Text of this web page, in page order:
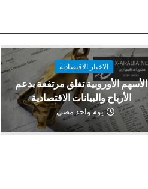
الاخبار الاقتصادية
الأسهم الأوروبية تغلق مرتفعة بدعم
الأرباح والبيانات الاقتصادية
يوم واحد مضى